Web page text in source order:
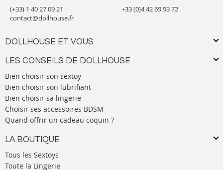
(+33) 1 40 27 09 21
contact@dollhouse.fr
DOLLHOUSE ET VOUS
LES CONSEILS DE DOLLHOUSE
Bien choisir son sextoy
Bien choisir son lubrifiant
Bien choisir sa lingerie
Choisir ses accessoires BDSM
Quand offrir un cadeau coquin ?
LA BOUTIQUE
Tous les Sextoys
Toute la Lingerie
+33 (0)4 42 69 93 72